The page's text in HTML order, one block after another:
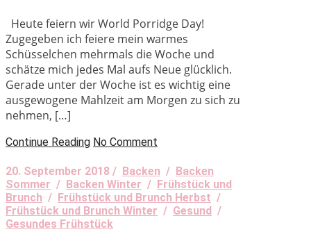
Heute feiern wir World Porridge Day!
Zugegeben ich feiere mein warmes
Schüsselchen mehrmals die Woche und
schätze mich jedes Mal aufs Neue glücklich.
Gerade unter der Woche ist es wichtig eine
ausgewogene Mahlzeit am Morgen zu sich zu
nehmen, […]
Continue Reading No Comment
20. September 2018 / Backen / Backen
Sommer / Backen Winter / Frühstück und
Brunch / Frühstück und Brunch Herbst /
Frühstück und Brunch Winter / Gesund /
Gesundes Frühstück